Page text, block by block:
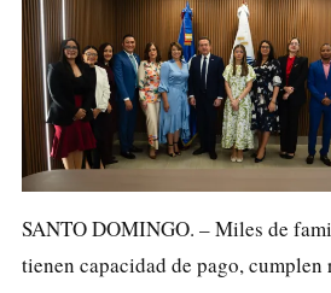
SANTO DOMINGO. – Miles de
tienen capacidad de pago, cumplen